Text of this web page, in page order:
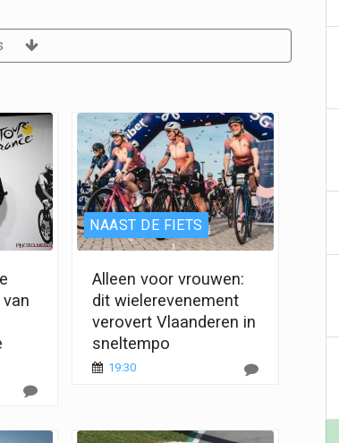
NAAST DE FIETS
Alleen voor vrouwen:
dit wielerevenement
verovert Vlaanderen in
sneltempo
19:30